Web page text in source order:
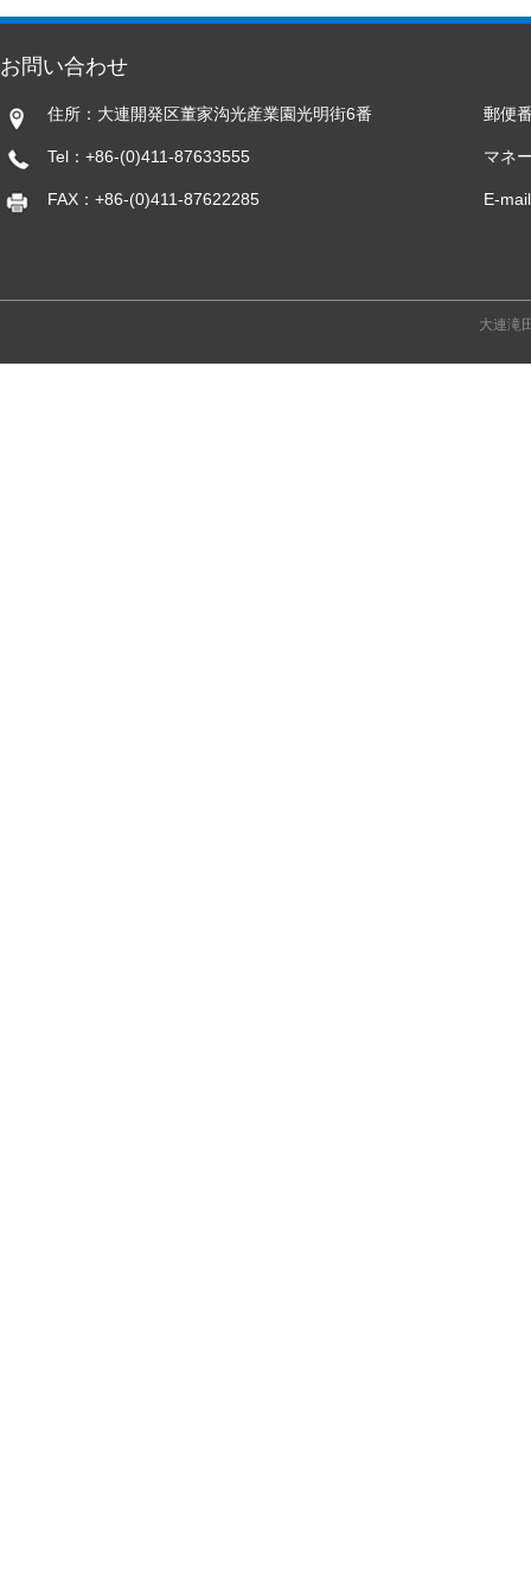
お問い合わせ
住所：大連開発区董家沟光産業園光明街6番 郵便
Tel：+86-(0)411-87633555 マネ
FAX：+86-(0)411-87622285 E-
大連滝